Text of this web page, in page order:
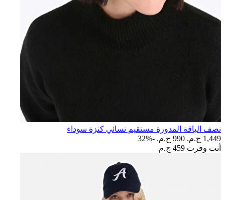
نصف الياقة المدورة مستقيم نسائي كنزة سوداء
1,449 ج.م.‏
990 ج.م.‏
-32%
أنت وفرت 459 ج.م